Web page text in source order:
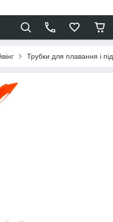
Трубки для плавання і